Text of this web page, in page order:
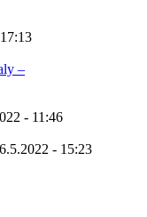
–
- 11:46
6.5.2022 - 15:23